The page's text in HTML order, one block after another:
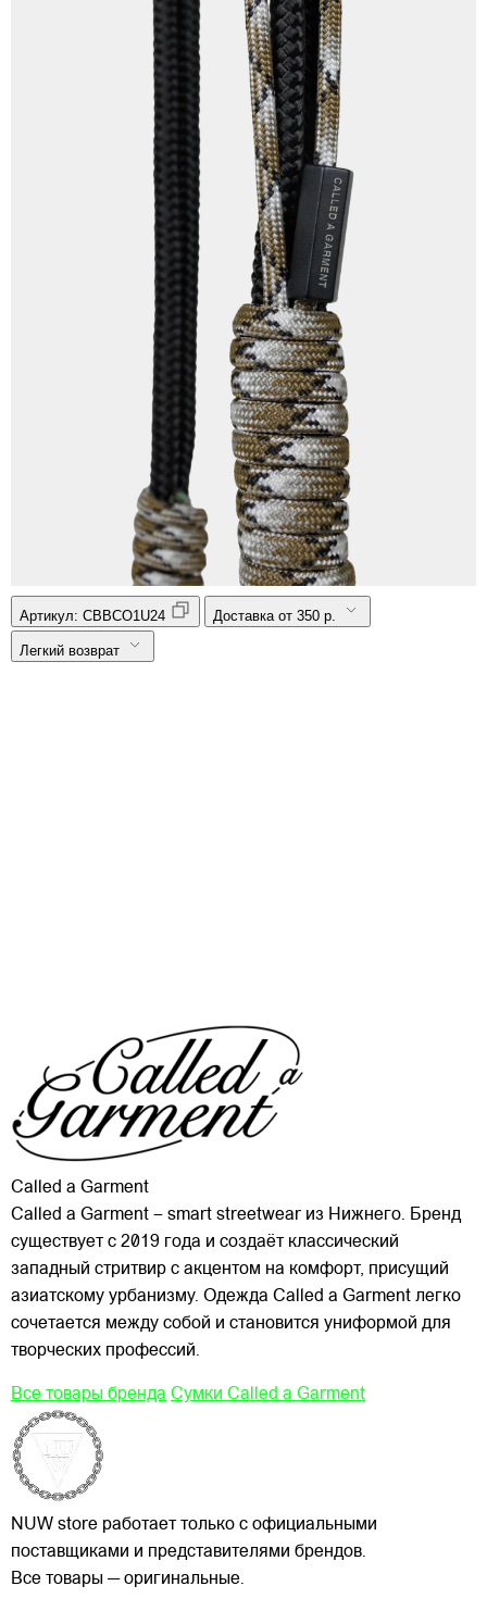
Артикул: CBBCO1U24 Доставка от 350 р.
Легкий возврат
Called a Garment
Called a Garment – smart streetwear из Нижнего. Бренд
существует с 2019 года и создаёт классический
западный стритвир с акцентом на комфорт, присущий
азиатскому урбанизму. Одежда Called a Garment легко
сочетается между собой и становится униформой для
творческих профессий.
Все товары бренда Сумки Called a Garment
NUW store работает только с официальными
поставщиками и представителями брендов.
Все товары — оригинальные.